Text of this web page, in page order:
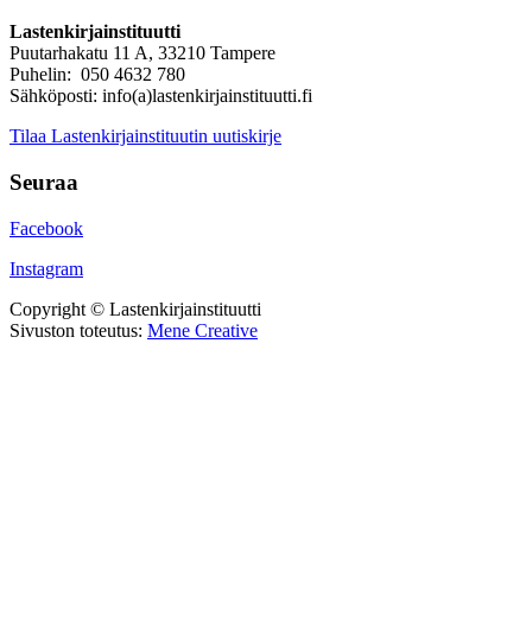
Lastenkirjainstituutti
Puutarhakatu 11 A, 33210 Tampere
Puhelin: 050 4632 780
Sähköposti: info(a)lastenkirjainstituutti.fi
Tilaa Lastenkirjainstituutin uutiskirje
Seuraa
Facebook
Instagram
Copyright © Lastenkirjainstituutti
Sivuston toteutus: Mene Creative